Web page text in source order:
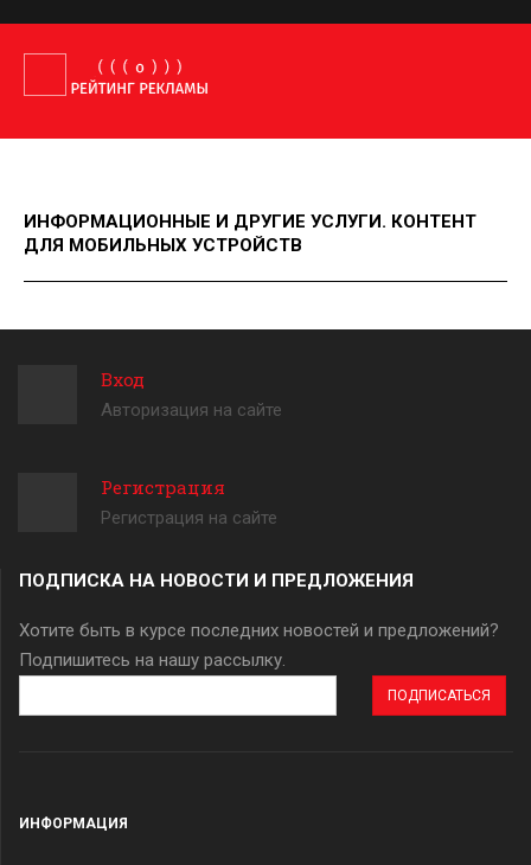
ИНФОРМАЦИОННЫЕ И ДРУГИЕ УСЛУГИ. КОНТЕНТ
ДЛЯ МОБИЛЬНЫХ УСТРОЙСТВ
Вход
Авторизация на сайте
Регистрация
Регистрация на сайте
ПОДПИСКА НА НОВОСТИ И ПРЕДЛОЖЕНИЯ
Хотите быть в курсе последних новостей и предложений?
Подпишитесь на нашу рассылку.
эл.
ИНФОРМАЦИЯ